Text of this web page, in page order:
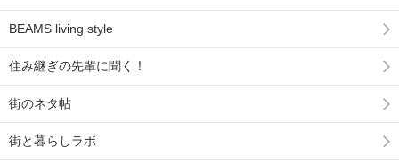
BEAMS living style
住み継ぎの先輩に聞く！
街のネタ帖
街と暮らしラボ